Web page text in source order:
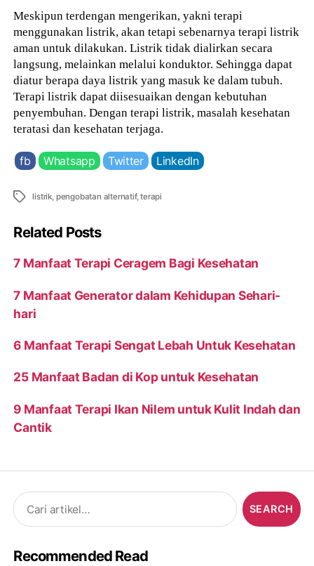
Meskipun terdengan mengerikan, yakni terapi
menggunakan listrik, akan tetapi sebenarnya terapi listrik
aman untuk dilakukan. Listrik tidak dialirkan secara
langsung, melainkan melalui konduktor. Sehingga dapat
diatur berapa daya listrik yang masuk ke dalam tubuh.
Terapi listrik dapat diisesuaikan dengan kebutuhan
penyembuhan. Dengan terapi listrik, masalah kesehatan
teratasi dan kesehatan terjaga.
fb Whatsapp Twitter LinkedIn
Tags listrik pengobatan alternatif,terapi
Related Posts
7 Manfaat Terapi Ceragem Bagi Kesehatan
7 Manfaat Generator dalam Kehidupan Sehari-
hari
6 Manfaat Terapi Sengat Lebah Untuk Kesehatan
25 Manfaat Badan di Kop untuk Kesehatan
9 Manfaat Terapi Ikan Nilem untuk Kulit Indah dan
Cantik
Search
for:
Recommended Read